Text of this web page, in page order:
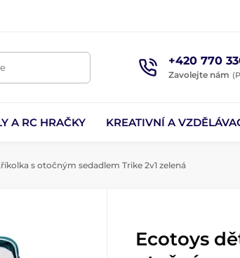
+420 770
Zavolejte nám
A RC HRAČKY KREATIVNÍ A
s otočným sedadlem Trike 2v1 zelená
Ecotoys